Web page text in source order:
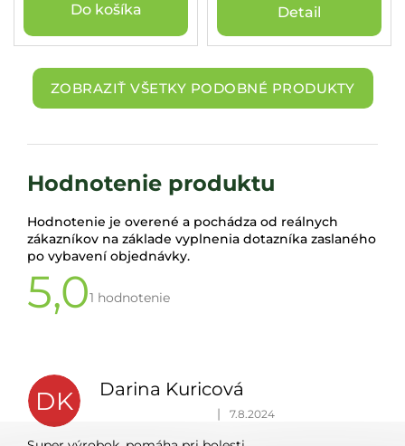
Do košíka Detail
ZOBRAZIŤ VŠETKY PODOBNÉ PRODUKTY
Hodnotenie produktu
Hodnotenie je overené a pochádza od reálnych
zákazníkov na základe vyplnenia dotazníka zaslaného
po vybavení objednávky.
5,0hodnotenie
hviezdičiek.
1 hodnotenie
p
i DK Darina Kuricová
Hodnotenie produktu je 5 z 5 hviezdičiek.
| 7.8.2024